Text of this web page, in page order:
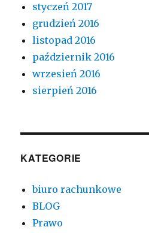
styczeń 2017
grudzień 2016
listopad 2016
październik 2016
wrzesień 2016
sierpień 2016
KATEGORIE
biuro rachunkowe
BLOG
Prawo